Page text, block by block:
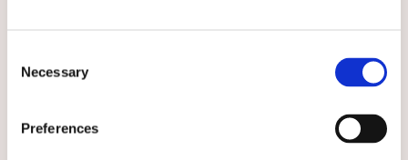
Selection
Necessary
Preferences
Marinblå
579 kr
Byxa med resår, raka ben,
Extra Lagom Svart
Svart vårdbyxa i klassisk modell